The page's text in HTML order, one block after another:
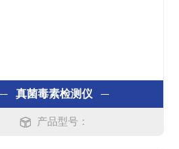
真菌毒素检测仪
产品型号：